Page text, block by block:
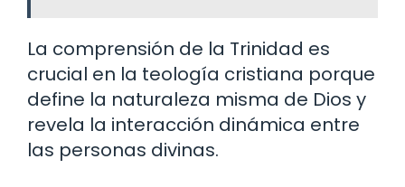
La comprensión de la Trinidad es
crucial en la teología cristiana porque
define la naturaleza misma de Dios y
revela la interacción dinámica entre
las personas divinas.